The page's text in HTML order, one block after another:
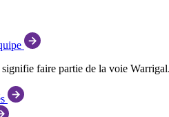
faire partie de la voie Warrigal.